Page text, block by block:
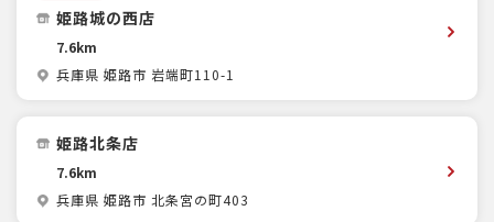
姫路城の西店
7.6km
兵庫県 姫路市 岩端町110-1
姫路北条店
7.6km
兵庫県 姫路市 北条宮の町403